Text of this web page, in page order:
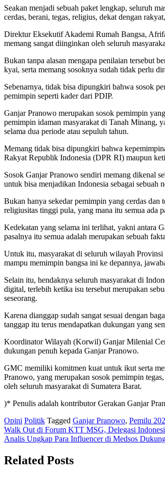
Seakan menjadi sebuah paket lengkap, seluruh
cerdas, berani, tegas, religius, dekat dengan
Direktur Eksekutif Akademi Rumah Bangsa,
memang sangat diinginkan oleh seluruh
Bukan tanpa alasan mengapa penilaian tersebut
kyai, serta memang sosoknya sudah tidak perlu
Sebenarnya, tidak bisa dipungkiri bahwa sosok
pemimpin seperti kader dari PDIP.
Ganjar Pranowo merupakan sosok pemimpin
pemimpin idaman masyarakat di Tanah Minang,
selama dua periode atau sepuluh tahun.
Memang tidak bisa dipungkiri bahwa
Rakyat Republik Indonesia (DPR RI) maupun
Sosok Ganjar Pranowo sendiri memang dikenal
untuk bisa menjadikan Indonesia sebagai sebuah
Bukan hanya sekedar pemimpin yang cerdas dan
religiusitas tinggi pula, yang mana itu semua ada
Kedekatan yang selama ini terlihat, yakni antara
pasalnya itu semua adalah merupakan sebuah
Untuk itu, masyarakat di seluruh wilayah Provinsi
mampu memimpin bangsa ini ke depannya,
Selain itu, hendaknya seluruh masyarakat di
digital, terlebih ketika isu tersebut merupakan
seseorang.
Karena dianggap sudah sangat sesuai dengan
tanggap itu terus mendapatkan dukungan yang
Koordinator Wilayah (Korwil) Ganjar Milenial
dukungan penuh kepada Ganjar Pranowo.
GMC memiliki komitmen kuat untuk ikut serta
Pranowo, yang merupakan sosok pemimpin
oleh seluruh masyarakat di Sumatera Barat.
)* Penulis adalah kontributor Gerakan Ganjar
Opini Politik Tagged Ganjar Pranowo, Pemilu
Post
navigation
Walk Out di Forum KTT MSG, Delegasi
Analis Ungkap Para Influencer di Medsos
Related Posts